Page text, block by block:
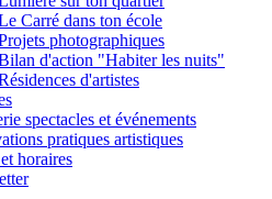
Carré dans ton école
photographiques
d'action "Habiter les nuits"
d'artistes
spectacles et événements
pratiques artistiques
horaires